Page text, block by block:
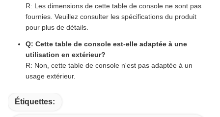
R: Les dimensions de cette table de console ne sont pas
fournies. Veuillez consulter les spécifications du produit
pour plus de détails.
Q: Cette table de console est-elle adaptée à une
utilisation en extérieur?
R: Non, cette table de console n'est pas adaptée à un
usage extérieur.
Étiquettes: